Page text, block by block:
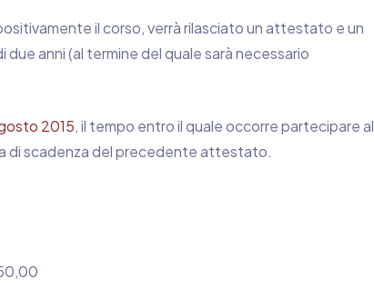
il corso, verrà rilasciato un attestato e un
anni (al termine del quale sarà necessario
2015, il tempo entro il quale occorre partecipare al
di scadenza del precedente attestato.